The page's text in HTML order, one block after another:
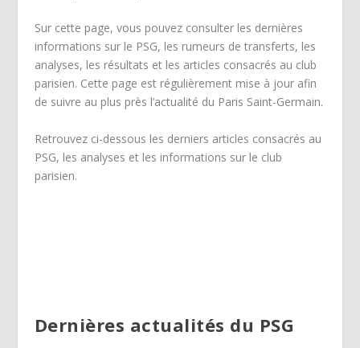
Sur cette page, vous pouvez consulter les dernières
informations sur le PSG, les rumeurs de transferts, les
analyses, les résultats et les articles consacrés au club
parisien. Cette page est régulièrement mise à jour afin
de suivre au plus près l’actualité du Paris Saint-Germain.
Retrouvez ci-dessous les derniers articles consacrés au
PSG, les analyses et les informations sur le club
parisien.
Dernières actualités du PSG